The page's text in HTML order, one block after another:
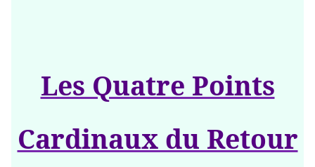
Les Quatre Points
Cardinaux du Retour